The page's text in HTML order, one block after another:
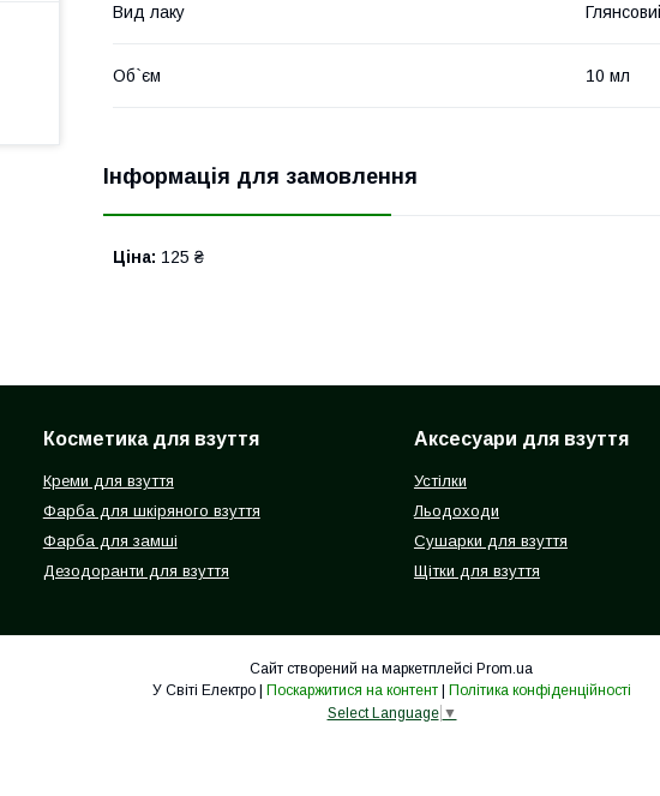
Вид лаку
Об`єм 10 мл
Інформація для замовлення
Ціна: 125 ₴
Косметика для взуття
Креми для взуття
Фарба для шкіряного взуття
Фарба для замші
Дезодоранти для взуття
Аксесуари для взуття
Устілки
Льодоходи
Сушарки для взуття
Щітки для взуття
Сайт створений на маркетплейсі Prom.ua
У Світі Електро | Поскаржитися на контент | Політика конфіденційності
Select Language ▼